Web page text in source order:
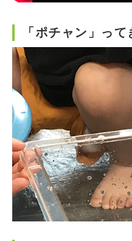
「ポチャン」って